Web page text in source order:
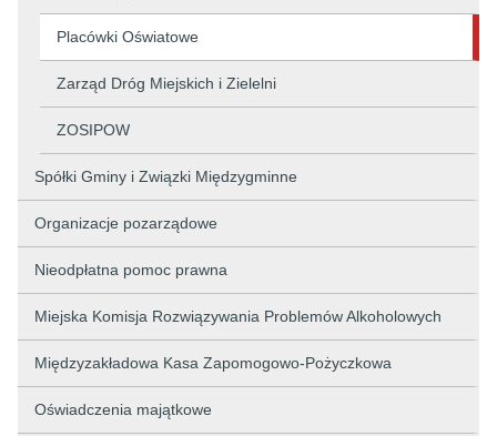
Placówki Oświatowe
Zarząd Dróg Miejskich i Zielelni
ZOSIPOW
Spółki Gminy i Związki Międzygminne
Organizacje pozarządowe
Nieodpłatna pomoc prawna
Miejska Komisja Rozwiązywania Problemów Alkoholowych
Międzyzakładowa Kasa Zapomogowo-Pożyczkowa
Oświadczenia majątkowe